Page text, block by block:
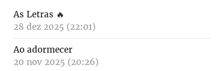
As Letras 🔥
28 dez 2025 (22:01)
Ao adormecer
20 nov 2025 (20:26)